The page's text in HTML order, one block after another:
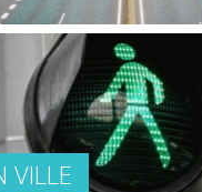
VILLE